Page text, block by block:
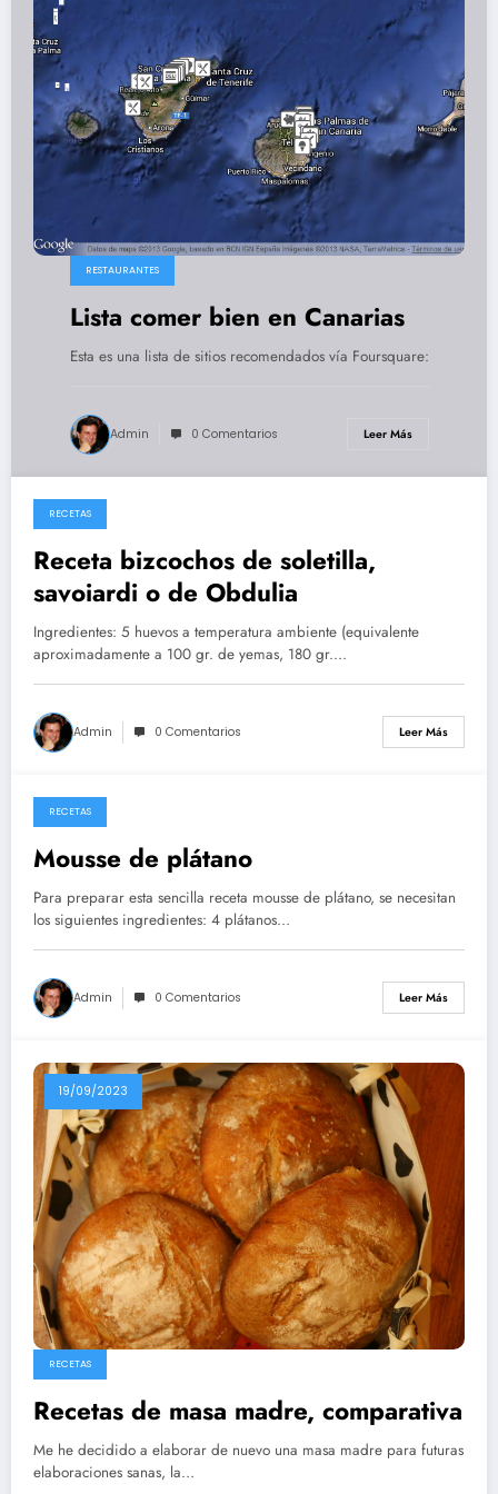
RESTAURANTES
Lista comer bien en Canarias
Esta es una lista de sitios recomendados vía Foursquare:
Admin 0 Comentarios Leer Más
26/05/2026
RECETAS
Receta bizcochos de soletilla,
savoiardi o de Obdulia
Ingredientes: 5 huevos a temperatura ambiente (equivalente
aproximadamente a 100 gr. de yemas, 180 gr.…
Admin 0 Comentarios Leer Más
14/05/2026
RECETAS
Mousse de plátano
Para preparar esta sencilla receta mousse de plátano, se necesitan
los siguientes ingredientes: 4 plátanos…
Admin 0 Comentarios Leer Más
19/09/2023
RECETAS
Recetas de masa madre, comparativa
Me he decidido a elaborar de nuevo una masa madre para futuras
elaboraciones sanas, la…